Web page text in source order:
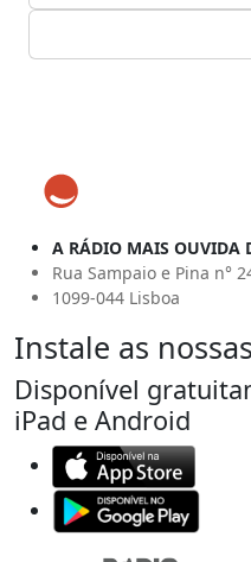
A RÁDIO MAIS OUVIDA
Rua Sampaio e Pina n°
1099-044 Lisboa
Instale as
Disponível
iPad e Android